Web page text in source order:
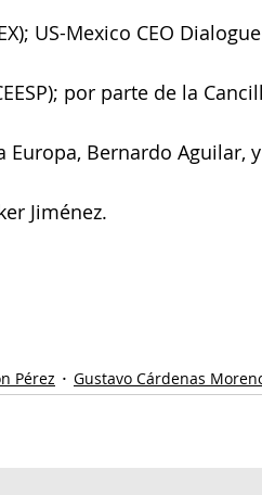
US-Mexico CEO
por parte de la
Europa, Bernardo Aguilar,
Jiménez.
Pérez Gustavo Cárdenas